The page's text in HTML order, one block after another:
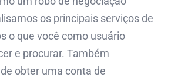
os principais serviços de
o que você como usuário
e procurar. Também
obter uma conta de